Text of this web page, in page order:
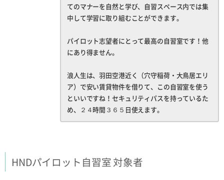
てのマナーを自然と学び、自習スペース内では集
中して学習に取り組むことができます。
パイロット志望者にとって最高の自習室です！他
にあり得ません。
浪人生は、羽田空港近く（穴守稲荷・大鳥居エリ
ア）で安い賃貸物件を借りて、この自習室を使う
といいですね！セキュリティパスを持っているた
め、２４時間３６５日使えます。
HNDパイロット自習室 対象者